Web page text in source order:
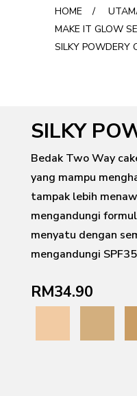
HOME /
MAKE IT GLOW
SILKY POWDERY
SILKY
Bedak Two Way
yang mampu
tampak lebih
mengandungi
menyatu dengan
mengandungi
RM34.90